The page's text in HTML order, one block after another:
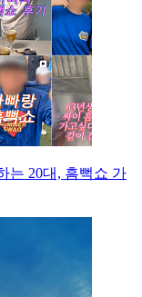
는 20대, 흠뻑쇼 가